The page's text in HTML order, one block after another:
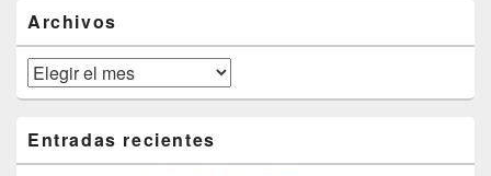
lateral
primaria
Archivos
Archivos
Entradas recientes